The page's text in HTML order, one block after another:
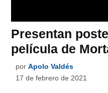
Presentan
película de
por Apolo Valdés
17 de febrero de 2021